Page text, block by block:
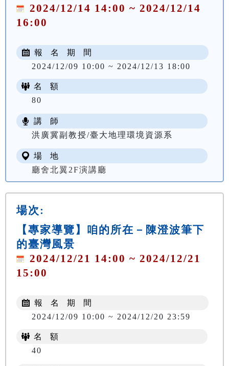
2024/12/14 14:00 ~ 2024/12/14
16:00
報 名 期 間
2024/12/09 10:00 ~ 2024/12/13 18:00
名 額
80
講 師
洪廣冀副教授/臺大地理環境資源系
場 地
廳舍北翼2F演講廳
場次:
【專家導覽】咱的所在－陳澄波筆下
的臺灣風景
2024/12/21 14:00 ~ 2024/12/21
15:00
報 名 期 間
2024/12/09 10:00 ~ 2024/12/20 23:59
名 額
40